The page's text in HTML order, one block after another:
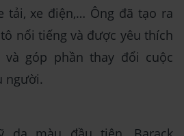
tải, xe điện,… Ông đã tạo ra
nổi tiếng và được yêu thích
góp phần thay đổi cuộc
người.